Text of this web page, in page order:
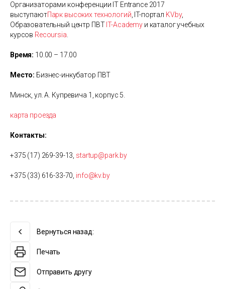
Организаторами конференции IT Entrance 2017
выступаютПарк высоких технологий , IT-портал KV.by,
Образовательный центр ПВТ IT-Аcademyи каталог учебных
курсов Recoursia
Время: 10.00 – 17.00
Место: Бизнес-инкубатор ПВТ
Минск, ул. А. Купревича 1, корпус 5.
карта проезда
Контакты:
+375 (17) 269-39-13, startup@park.by
+375 (33) 616-33-70, info@kv.by
Вернуться назад:
Печать
Отправить другу